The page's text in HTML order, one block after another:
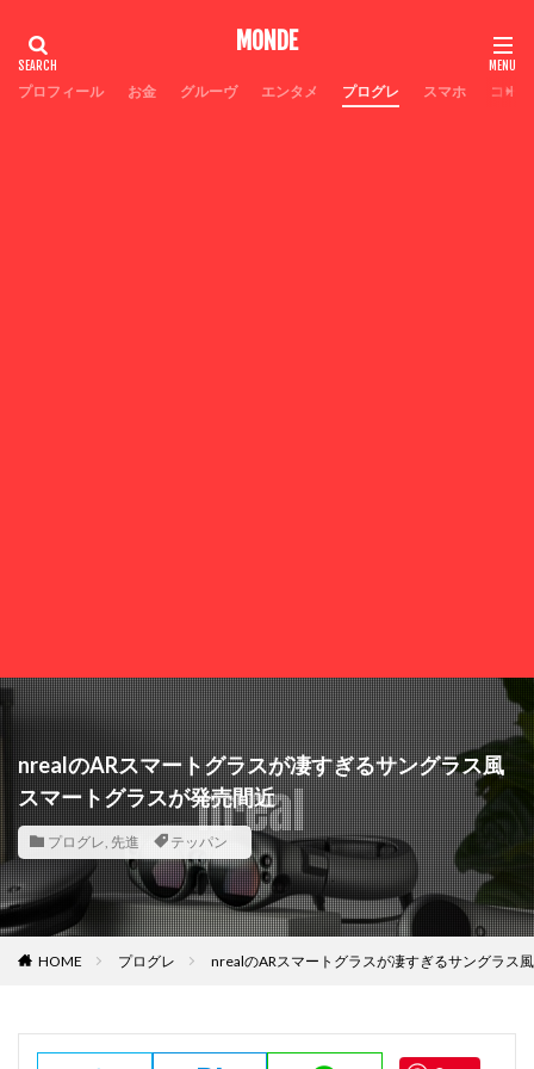
MONDE
プロフィール お金 グルーヴ エンタメ プログレ スマホ コー
nrealのARスマートグラスが凄すぎるサングラス風
スマートグラスが発売間近
プログレ, 先進 テッパン
HOME プログレ nrealのARスマートグラスが凄すぎるサングラス